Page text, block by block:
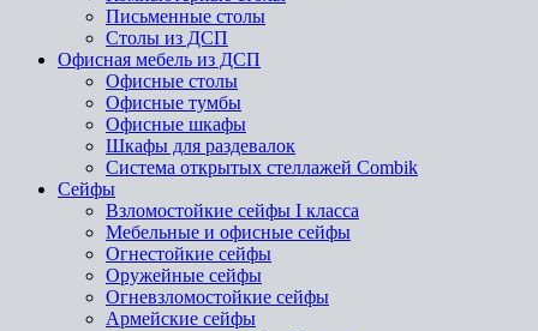
Письменные столы
Столы из ДСП
Офисная мебель из ДСП
Офисные столы
Офисные тумбы
Офисные шкафы
Шкафы для раздевалок
Система открытых стеллажей Combik
Сейфы
Взломостойкие сейфы I класса
Мебельные и офисные сейфы
Огнестойкие сейфы
Оружейные сейфы
Огневзломостойкие сейфы
Армейские сейфы